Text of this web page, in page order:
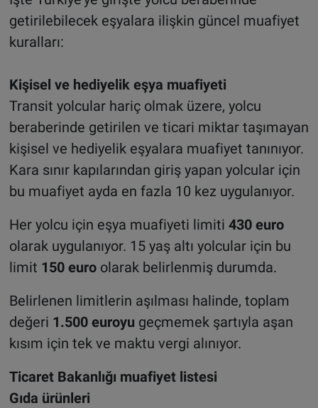
getirilebilecek eşyalara ilişkin güncel muafiyet
kuralları:
Kişisel ve hediyelik eşya muafiyeti
Transit yolcular hariç olmak üzere, yolcu
beraberinde getirilen ve ticari miktar taşımayan
kişisel ve hediyelik eşyalara muafiyet tanınıyor.
Kara sınır kapılarından giriş yapan yolcular için
bu muafiyet ayda en fazla 10 kez uygulanıyor.
Her yolcu için eşya muafiyeti limiti 430 euro
olarak uygulanıyor. 15 yaş altı yolcular için bu
limit 150 euroolarak belirlenmiş durumda.
Belirlenen limitlerin aşılması halinde, toplam
değeri 1.500 euroyu geçmemek şartıyla aşan
kısım için tek ve maktu vergi alınıyor.
Ticaret Bakanlığı muafiyet listesi
Gıda ürünleri